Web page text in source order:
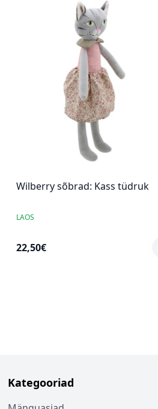
Wilberry sõbrad: Kass tüdruk
LAOS
22,50€
Kategooriad